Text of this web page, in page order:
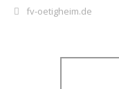
fv-oetigheim.de